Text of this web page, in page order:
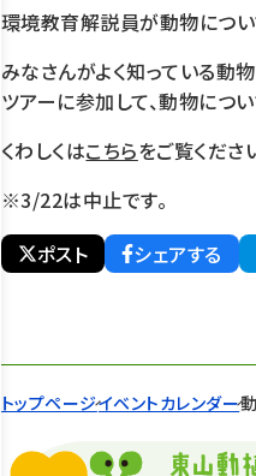
トップページイベントカレンダー
環境教育解説員が動物につい
みなさんがよく知っている動
ツアーに参加して、動物につ
くわしくはこちらをご覧くださ
※3/22は中止です。
ポスト
シェアする